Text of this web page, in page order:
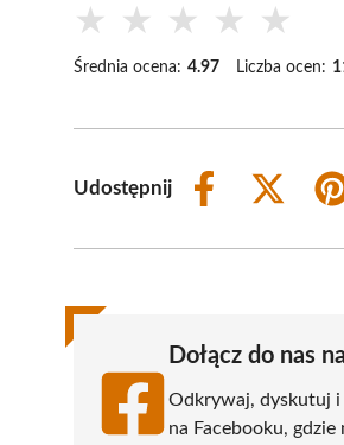
★ ★ ★ ★ ★
Średnia ocena: 4.97 Liczba ocen:
Udostępnij
Share
Share
(Twitter)
Dołącz do nas
Odkrywaj, dyskutuj i
na Facebooku,